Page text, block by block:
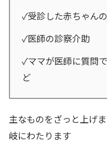
✓受診した赤ちゃん
✓医師の診察介助
✓ママが医師に質問
ど
主なものをざっと上げ
岐にわたります